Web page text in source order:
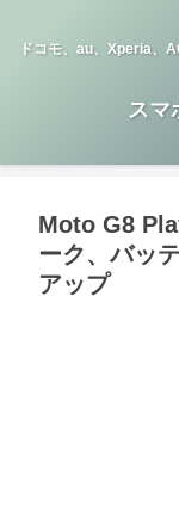
ドコモ、au、Xperia、
スマ
Moto G8
ーク、バッ
アップ